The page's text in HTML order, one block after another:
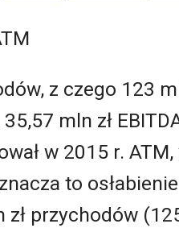
z czego 123
mln zł
w 2015 r. ATM,
to
zł przychodów